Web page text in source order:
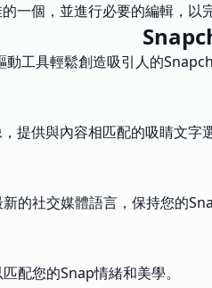
一個，並進行必要的編輯，以
動工具輕鬆創造吸引人的
提供與內容相匹配的吸睛文字選
的社交媒體語言，保持您的
配您的Snap情緒和美學。